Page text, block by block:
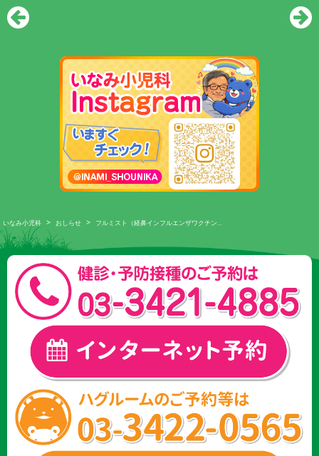
いなみ小児科 > おしらせ > フルミスト（経鼻インフルエンザワクチン…